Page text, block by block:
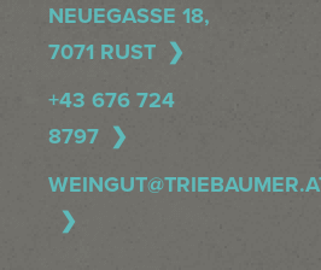
NEUEGASSE 18,
7071 RUST
+43 676 724
8797